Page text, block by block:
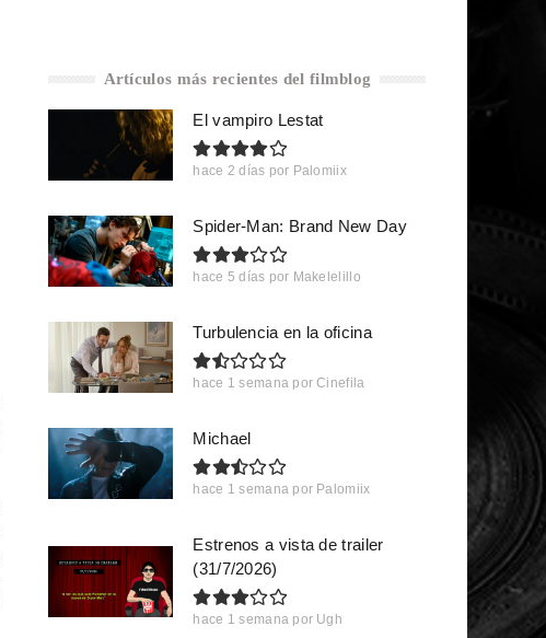
Artículos más recientes del filmblog
El vampiro Lestat
hace 2 días por Palomiix
Spider-Man: Brand New Day
hace 5 días por Makelelillo
Turbulencia en la oficina
hace 1 semana por Cinefila
Michael
hace 1 semana por Palomiix
Estrenos a vista de trailer
(31/7/2026)
hace 1 semana por Ugh